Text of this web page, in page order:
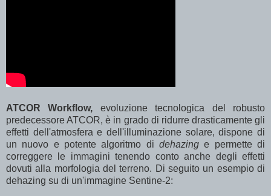
ATCOR Workflow, evoluzione tecnologica del robusto
predecessore ATCOR, è in grado di ridurre drasticamente gli
effetti dell'atmosfera e dell'illuminazione solare, dispone di
un nuovo e potente algoritmo di dehazinge permette di
correggere le immagini tenendo conto anche degli effetti
dovuti alla morfologia del terreno. Di seguito un esempio di
dehazing su di un'immagine Sentine-2: